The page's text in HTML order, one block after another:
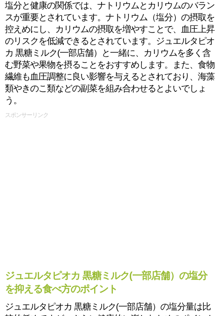
塩分と健康の関係では、ナトリウムとカリウムのバラン
スが重要とされています。ナトリウム（塩分）の摂取を
控えめにし、カリウムの摂取を増やすことで、血圧上昇
のリスクを低減できるとされています。ジュエルタピオ
カ 黒糖ミルク(一部店舗）と一緒に、カリウムを多く含
む野菜や果物を摂ることをおすすめします。また、食物
繊維も血圧調整に良い影響を与えるとされており、海藻
類やきのこ類などの副菜を組み合わせるとよいでしょ
う。
スポンサーリンク
ジュエルタピオカ 黒糖ミルク(一部店舗）の塩分
を抑える食べ方のポイント
ジュエルタピオカ 黒糖ミルク(一部店舗）の塩分量は比